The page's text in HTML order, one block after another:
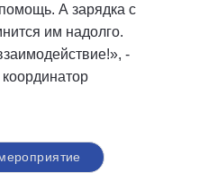
А зарядка с
им надолго.
-
координатор